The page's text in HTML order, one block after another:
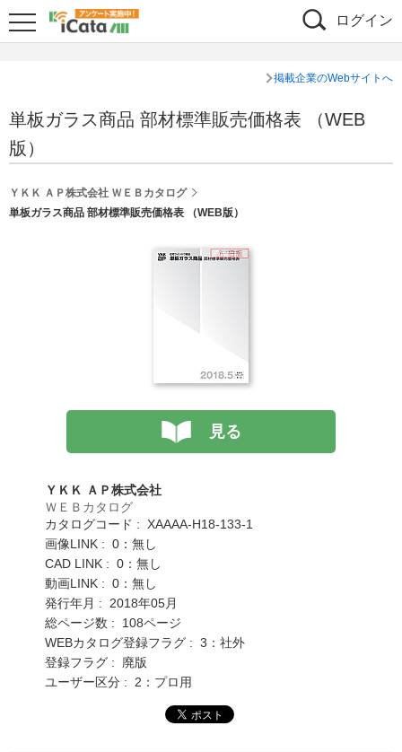
ログイン
掲載企業のWebサイトへ
単板ガラス商品 部材標準販売価格表 （WEB
版）
ＹＫＫ ＡＰ株式会社 ＷＥＢカタログ
単板ガラス商品 部材標準販売価格表 （WEB版）
見る
ＹＫＫ ＡＰ株式会社
ＷＥＢカタログ
カタログコード : XAAAA-H18-133-1
画像LINK : 0：無し
CAD LINK : 0：無し
動画LINK : 0：無し
発行年月 : 2018年05月
総ページ数 : 108ページ
WEBカタログ登録フラグ : 3：社外
登録フラグ : 廃版
ユーザー区分 : 2：プロ用